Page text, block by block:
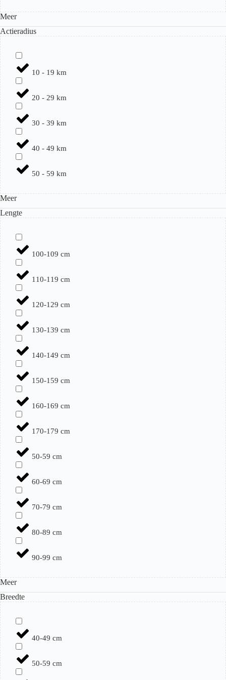
Meer
Actieradius
10 - 19 km
20 - 29 km
30 - 39 km
40 - 49 km
50 - 59 km
Meer
Lengte
100-109 cm
110-119 cm
120-129 cm
130-139 cm
140-149 cm
150-159 cm
160-169 cm
170-179 cm
50-59 cm
60-69 cm
70-79 cm
80-89 cm
90-99 cm
Meer
Breedte
40-49 cm
50-59 cm